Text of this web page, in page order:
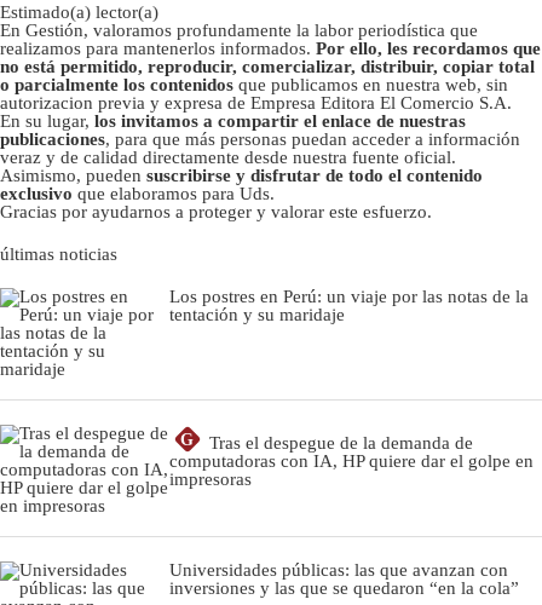
Estimado(a) lector(a)
En Gestión, valoramos profundamente la labor periodística que
realizamos para mantenerlos informados. Por ello, les recordamos que
no está permitido, reproducir, comercializar, distribuir, copiar total
o parcialmente los contenidos que publicamos en nuestra web, sin
autorizacion previa y expresa de Empresa Editora El Comercio S.A.
En su lugar, los invitamos a compartir el enlace de nuestras
publicaciones, para que más personas puedan acceder a información
veraz y de calidad directamente desde nuestra fuente oficial.
Asimismo, pueden suscribirse y disfrutar de todo el contenido
exclusivo que elaboramos para Uds.
Gracias por ayudarnos a proteger y valorar este esfuerzo.
últimas noticias
Los postres en Perú: un viaje por las notas de la
tentación y su maridaje
G
Tras el despegue de la demanda de
computadoras con IA, HP quiere dar el golpe en
impresoras
Universidades públicas: las que avanzan con
inversiones y las que se quedaron “en la cola”